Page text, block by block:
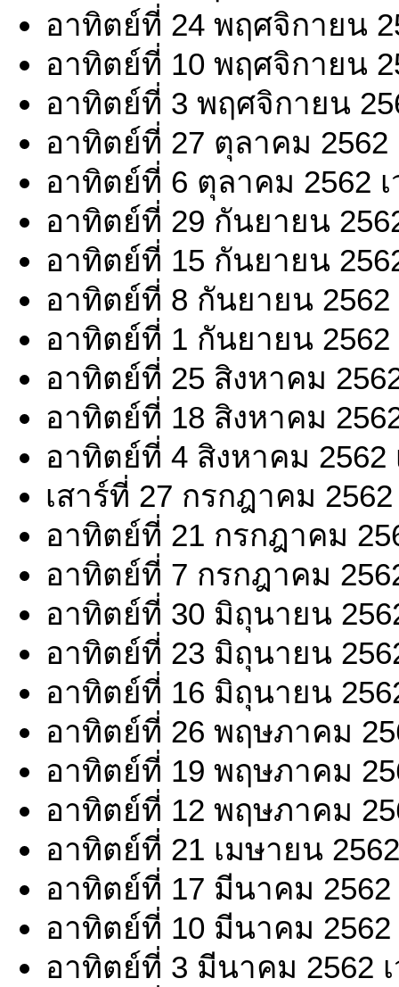
อาทิตย์ที่ 24 พฤศจิกายน
อาทิตย์ที่ 10 พฤศจิกายน
อาทิตย์ที่ 3 พฤศจิกายน
อาทิตย์ที่ 27 ตุลาคม 2562
อาทิตย์ที่ 6 ตุลาคม 2562
อาทิตย์ที่ 29 กันยายน
อาทิตย์ที่ 15 กันยายน
อาทิตย์ที่ 8 กันยายน 2562
อาทิตย์ที่ 1 กันยายน 2562
อาทิตย์ที่ 25 สิงหาคม
อาทิตย์ที่ 18 สิงหาคม
อาทิตย์ที่ 4 สิงหาคม 2562
เสาร์ที่ 27 กรกฎาคม
อาทิตย์ที่ 21 กรกฎาคม
อาทิตย์ที่ 7 กรกฎาคม
อาทิตย์ที่ 30 มิถุนายน
อาทิตย์ที่ 23 มิถุนายน
อาทิตย์ที่ 16 มิถุนายน
อาทิตย์ที่ 26 พฤษภาคม
อาทิตย์ที่ 19 พฤษภาคม
อาทิตย์ที่ 12 พฤษภาคม
อาทิตย์ที่ 21 เมษายน
อาทิตย์ที่ 17 มีนาคม 2562
อาทิตย์ที่ 10 มีนาคม 2562
อาทิตย์ที่ 3 มีนาคม 2562